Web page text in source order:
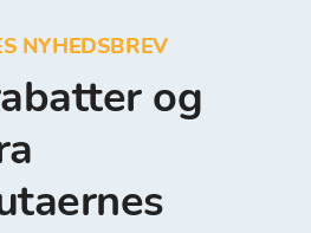
NYHEDSBREV
og